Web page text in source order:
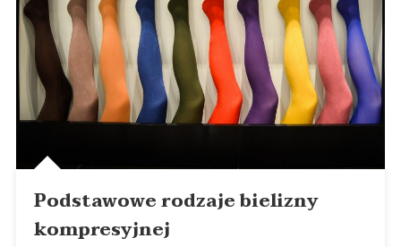
Podstawowe rodzaje bielizny
kompresyjnej